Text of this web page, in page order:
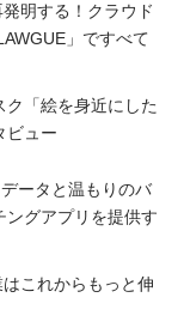
明する！クラウド
」ですべて
「絵を身近にした
ビュー
ータと温もりのバ
ングアプリを提供す
これからもっと伸